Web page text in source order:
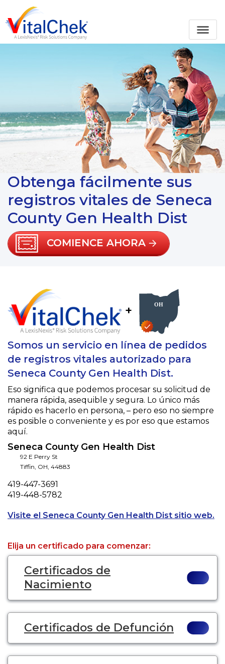
Obtenga fácilmente sus
registros vitales de Seneca
County Gen Health Dist
COMIENCE AHORA
+
Somos un servicio en línea de pedidos
de registros vitales autorizado para
Seneca County Gen Health Dist.
Eso significa que podemos procesar su solicitud de
manera rápida, asequible y segura. Lo único más
rápido es hacerlo en persona, – pero eso no siempre
es posible o conveniente y es por eso que estamos
aquí.
Seneca County Gen Health Dist
92 E Perry St
Tiffin, OH, 44883
Phone
419-447-3691
Fax
419-448-5782
Visite el Seneca County Gen Health Dist sitio web.
Elija un certificado para comenzar:
Certificados de
Nacimiento
Certificados de Defunción